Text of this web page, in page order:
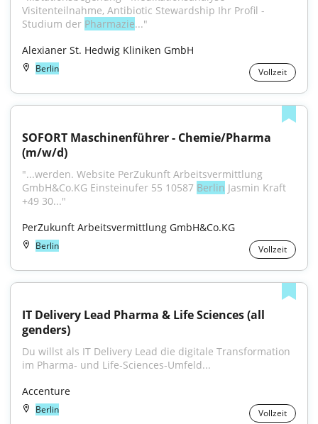
Visitenteilnahme, Antibiotic Stewardship Ihr Profil -
Studium der Pharmazie..."
Alexianer St. Hedwig Kliniken GmbH
Berlin Vollzeit
SOFORT Maschinenführer - Chemie/Pharma
(m/w/d)
"...werden. Website PerZukunft Arbeitsvermittlung
GmbH&Co.KG Einsteinufer 55 10587 Berlin Jasmin Kraft
+49 30..."
PerZukunft Arbeitsvermittlung GmbH&Co.KG
Berlin Vollzeit
IT Delivery Lead Pharma & Life Sciences (all
genders)
Du willst als IT Delivery Lead die digitale Transformation
im Pharma‑ und Life‑Sciences‑Umfeld...
Accenture
Berlin Vollzeit